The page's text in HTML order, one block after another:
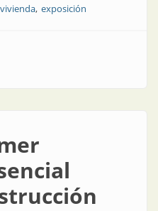
vivienda exposición
y vivienda en 2023